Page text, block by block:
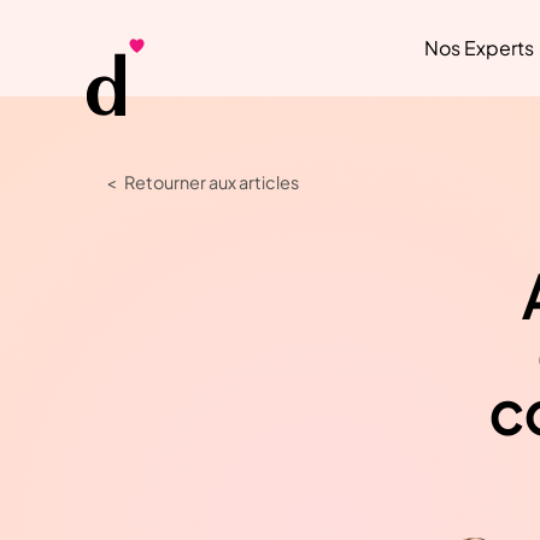
Nos Experts
< Retourner aux articles